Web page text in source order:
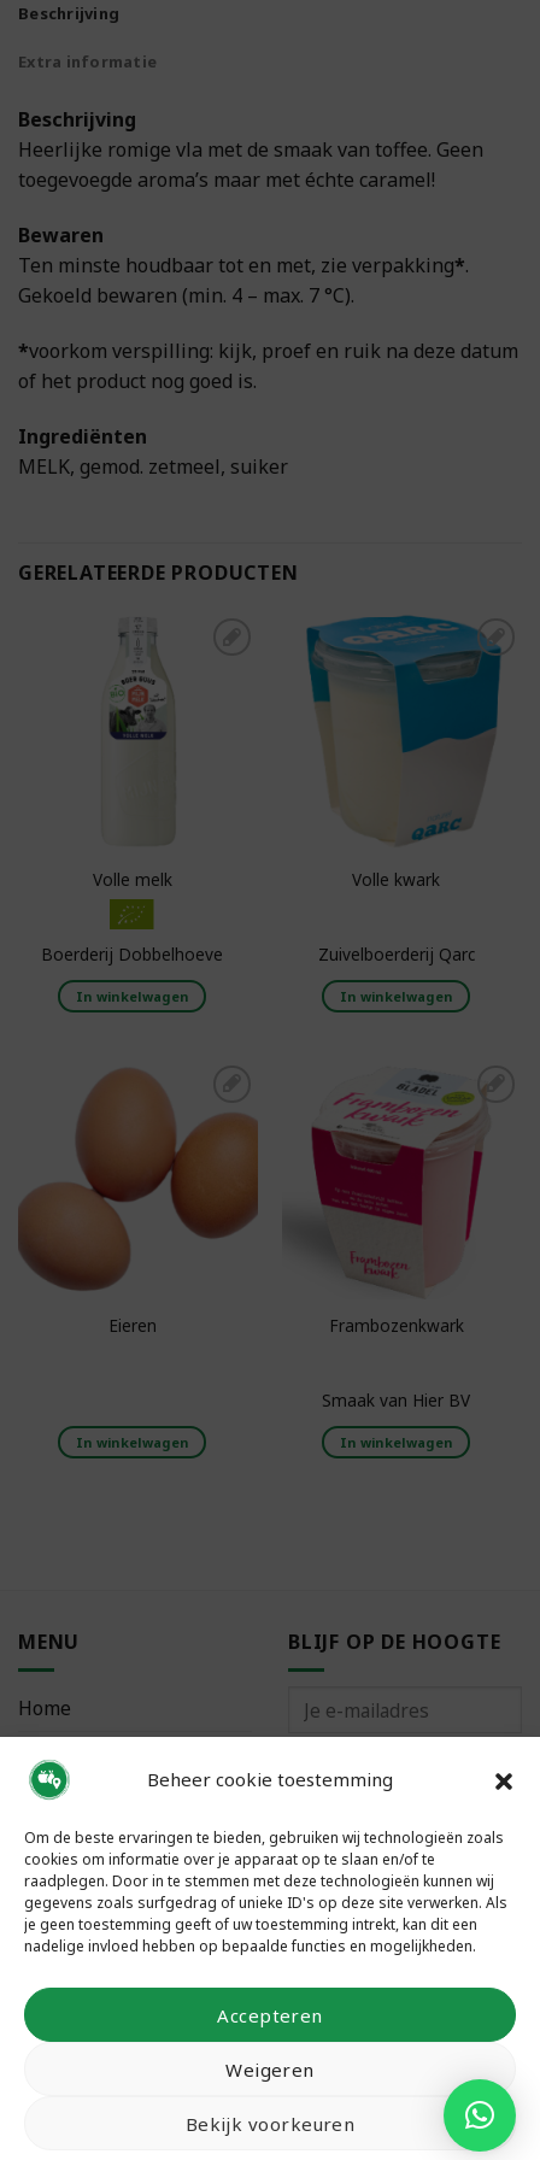
Beheer cookie toestemming
Om de beste ervaringen te bieden, gebruiken wij technologieën zoals
cookies om informatie over je apparaat op te slaan en/of te
raadplegen. Door in te stemmen met deze technologieën kunnen wij
gegevens zoals surfgedrag of unieke ID's op deze site verwerken. Als
je geen toestemming geeft of uw toestemming intrekt, kan dit een
nadelige invloed hebben op bepaalde functies en mogelijkheden.
Accepteren
Weigeren
Bekijk voorkeuren
Beschrijving
Extra informatie
Beschrijving
Heerlijke romige vla met de smaak van toffee. Geen
toegevoegde aroma’s maar met échte caramel!
Bewaren
Ten minste houdbaar tot en met, zie verpakking*.
Gekoeld bewaren (min. 4 – max. 7 °C).
*voorkom verspilling: kijk, proef en ruik na deze datum
of het product nog goed is.
Ingrediënten
MELK, gemod. zetmeel, suiker
GERELATEERDE PRODUCTEN
Toevoegen aan
boodschappenlijst
Volle melk
Boerderij Dobbelhoeve
In winkelwagen
Toevoegen aan
boodschappenlijst
Volle kwark
Zuivelboerderij Qarc
In winkelwagen
Toevoegen aan
boodschappenlijst
Eieren
In winkelwagen
Toevoegen aan
boodschappenlijst
Frambozenkwark
Smaak van Hier BV
In winkelwagen
MENU
Home
Bestellen
Meest gestelde vragen
BLIJF OP DE HOOGTE
VOLG ONS